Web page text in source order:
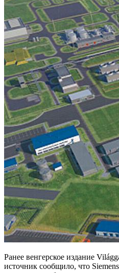
Ранее венгерское издание
источник сообщило, что